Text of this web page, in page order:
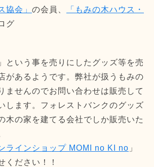
協会」 の会員、
「もみの木ハウス・
グ
という事を売りにしたグッズ等を売
があるようです。弊社が扱うもみの
ませんのでお問い合わせは販売して
します。フォレストバンクのグッズ
木の家を建てる会社でしか販売いた
ラインショップ MOMI no KI no 」
ください！！